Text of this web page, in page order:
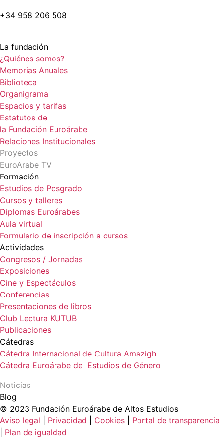
+34 958 206 508
La fundación
¿Quiénes somos?
Memorias Anuales
Biblioteca
Organigrama
Espacios y tarifas
Estatutos de
la Fundación Euroárabe
Relaciones Institucionales
Proyectos
EuroArabe TV
Formación
Estudios de Posgrado
Cursos y talleres
Diplomas Euroárabes
Aula virtual
Formulario de inscripción a cursos
Actividades
Congresos / Jornadas
Exposiciones
Cine y Espectáculos
Conferencias
Presentaciones de libros
Club Lectura KUTUB
Publicaciones
Cátedras
Cátedra Internacional de Cultura Amazigh
Cátedra Euroárabe de Estudios de Género
Noticias
Blog
© 2023 Fundación Euroárabe de Altos Estudios
Aviso legal
Privacidad Cookies
Portal de transparencia
Plan de igualdad